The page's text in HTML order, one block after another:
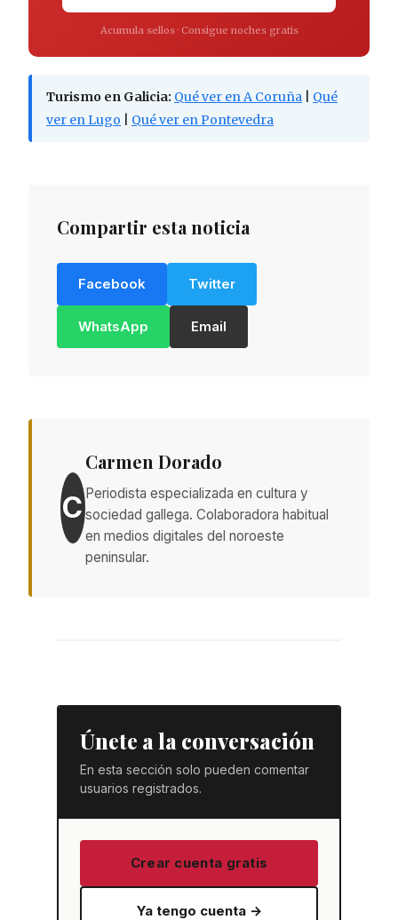
Acumula sellos · Consigue noches gratis
Turismo en Galicia: Qué ver en A Coruña
Qué
ver en Lugo
Qué ver en Pontevedra
Compartir esta noticia
Facebook Twitter
WhatsApp Email
C
Carmen Dorado
Periodista especializada en cultura y
sociedad gallega. Colaboradora habitual
en medios digitales del noroeste
peninsular.
Únete a la conversación
En esta sección solo pueden comentar
usuarios registrados.
Crear cuenta gratis
Ya tengo cuenta →